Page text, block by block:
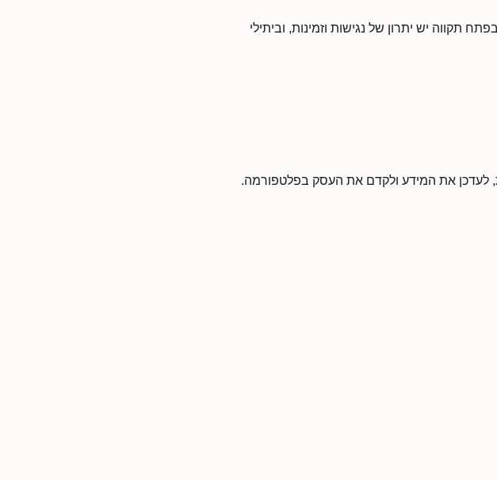
תקווה יש יתרון של נגישות וזמינות, וביתילי
לעדכן את המידע ולקדם את העסק בפלטפורמה.